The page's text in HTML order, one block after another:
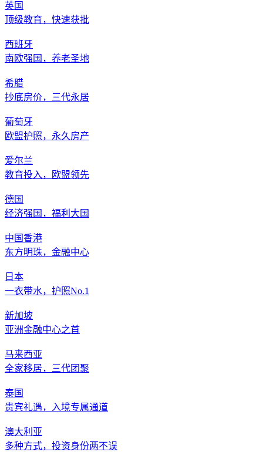
英国
顶级教育，快速获批
西班牙
南欧强国，养老圣地
希腊
抄底房价，三代永居
葡萄牙
欧盟护照，永久房产
爱尔兰
教育投入，欧盟领先
德国
经济强国，福利大国
中国香港
东方明珠，金融中心
日本
一衣带水，护照No.1
新加坡
亚洲金融中心之首
马来西亚
全家移居，三代团聚
泰国
贵宾礼遇，入境专属通道
澳大利亚
多种方式，投资身份两不误